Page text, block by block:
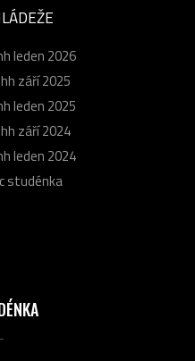
leden 2026
září 2025
leden 2025
září 2024
leden 2024
studénka